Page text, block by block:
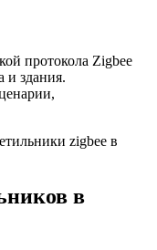
протокола Zigbee
и здания.
zigbee в
в